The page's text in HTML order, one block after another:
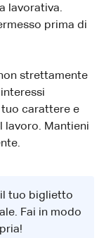
lavorativa.
prima di
strettamente
carattere e
lavoro. Mantieni
tuo biglietto
Fai in modo